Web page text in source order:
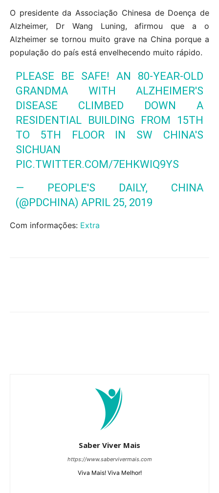
O presidente da Associação Chinesa de Doença de
Alzheimer, Dr Wang Luning, afirmou que a o
Alzheimer se tornou muito grave na China porque a
população do país está envelhecendo muito rápido.
PLEASE BE SAFE! AN 80-YEAR-OLD
GRANDMA WITH ALZHEIMER'S
DISEASE CLIMBED DOWN A
RESIDENTIAL BUILDING FROM 15TH
TO 5TH FLOOR IN SW CHINA'S
SICHUAN
PIC.TWITTER.COM/7EHKWIQ9YS
— PEOPLE'S DAILY, CHINA
(@PDCHINA)APRIL 25, 2019
Com informações: Extra
Saber Viver Mais
https://www.sabervivermais.com
Viva Mais! Viva Melhor!